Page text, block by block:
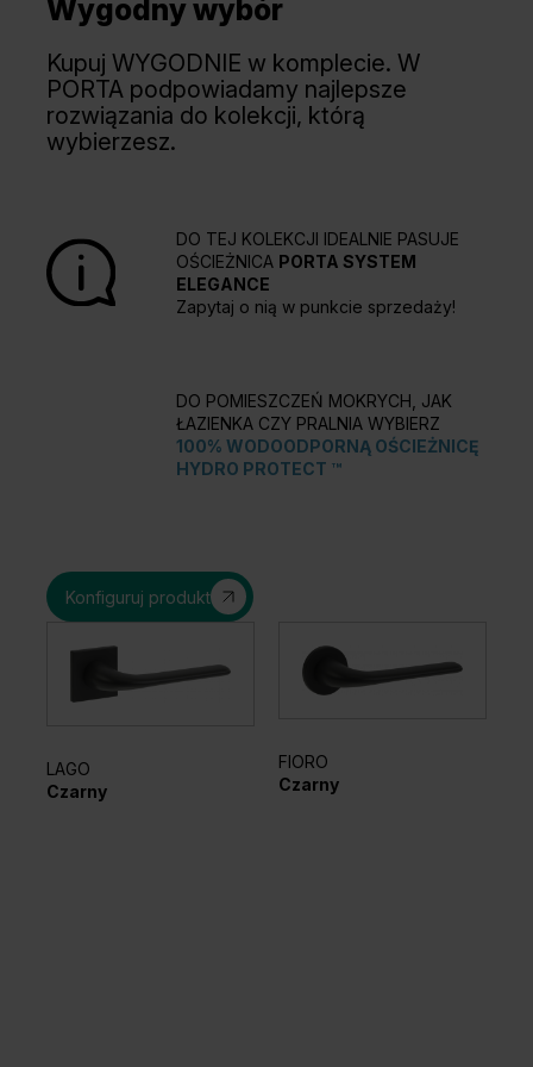
Wygodny wybór
Kupuj WYGODNIE w komplecie. W
PORTA podpowiadamy najlepsze
rozwiązania do kolekcji, którą
wybierzesz.
DO TEJ KOLEKCJI IDEALNIE PASUJE
OŚCIEŻNICA PORTA SYSTEM
ELEGANCE
Zapytaj o nią w punkcie sprzedaży!
DO POMIESZCZEŃ MOKRYCH, JAK
ŁAZIENKA CZY PRALNIA WYBIERZ
100% WODOODPORNĄ OŚCIEŻNICĘ
HYDRO PROTECT ™
Konfiguruj produkt
LAGO
Czarny
FIORO
Czarny